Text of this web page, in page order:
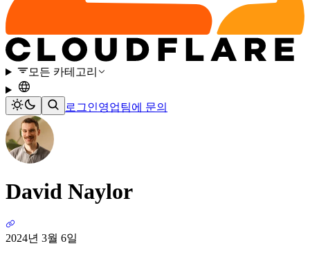
모든 카테고리
로그인영업팀에 문의
David Naylor
2024년 3월 6일